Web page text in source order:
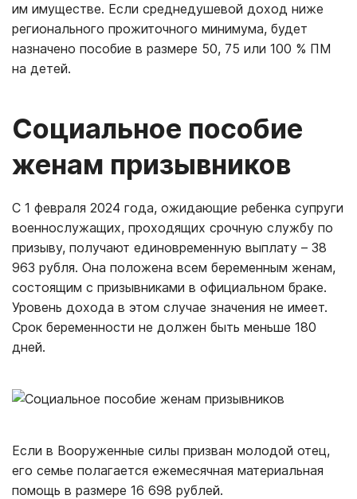
им имуществе. Если среднедушевой доход ниже
регионального прожиточного минимума, будет
назначено пособие в размере 50, 75 или 100 % ПМ
на детей.
Социальное пособие
женам призывников
С 1 февраля 2024 года, ожидающие ребенка супруги
военнослужащих, проходящих срочную службу по
призыву, получают единовременную выплату – 38
963 рубля. Она положена всем беременным женам,
состоящим с призывниками в официальном браке.
Уровень дохода в этом случае значения не имеет.
Срок беременности не должен быть меньше 180
дней.
Если в Вооруженные силы призван молодой отец,
его семье полагается ежемесячная материальная
помощь в размере 16 698 рублей.